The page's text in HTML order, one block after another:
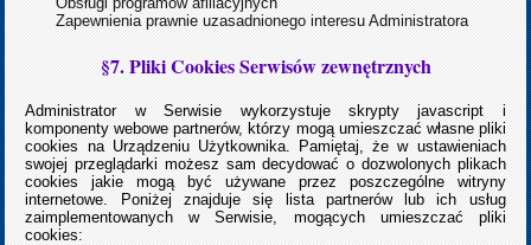
Zapewnienia prawnie uzasadnionego interesu Administratora
§7. Pliki Cookies Serwisów zewnętrznych
Administrator w Serwisie wykorzystuje skrypty javascript i
komponenty webowe partnerów, którzy mogą umieszczać własne pliki
cookies na Urządzeniu Użytkownika. Pamiętaj, że w ustawieniach
swojej przeglądarki możesz sam decydować o dozwolonych plikach
cookies jakie mogą być używane przez poszczególne witryny
internetowe. Poniżej znajduje się lista partnerów lub ich usług
zaimplementowanych w Serwisie, mogących umieszczać pliki
cookies: